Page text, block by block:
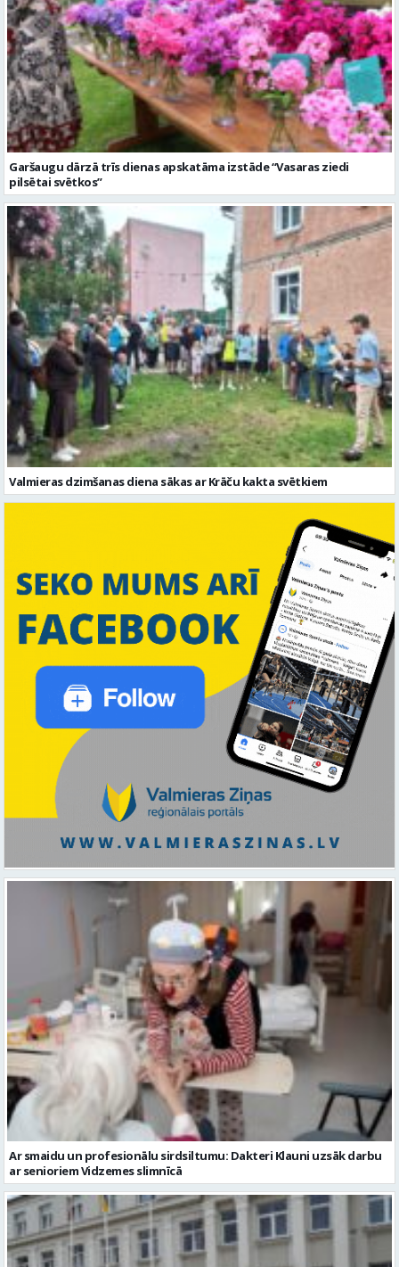
Garšaugu dārzā trīs dienas apskatāma izstāde “Vasaras ziedi
pilsētai svētkos”
Valmieras dzimšanas diena sākas ar Krāču kakta svētkiem
Ar smaidu un profesionālu sirdsiltumu: Dakteri Klauni uzsāk darbu
ar senioriem Vidzemes slimnīcā